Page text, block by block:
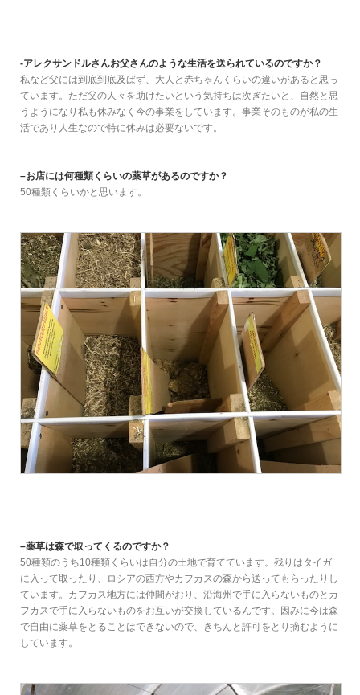
-アレクサンドルさんお父さんのような生活を送られているのですか？
私など父には到底到底及ばず、大人と赤ちゃんくらいの違いがあると思っ
ています。ただ父の人々を助けたいという気持ちは次ぎたいと、自然と思
うようになり私も休みなく今の事業をしています。事業そのものが私の生
活であり人生なので特に休みは必要ないです。
–お店には何種類くらいの薬草があるのですか？
50種類くらいかと思います。
–薬草は森で取ってくるのですか？
50種類のうち10種類くらいは自分の土地で育てています。残りはタイガ
に入って取ったり、ロシアの西方やカフカスの森から送ってもらったりし
ています。カフカス地方には仲間がおり、沿海州で手に入らないものとカ
フカスで手に入らないものをお互いが交換しているんです。因みに今は森
で自由に薬草をとることはできないので、きちんと許可をとり摘むように
しています。